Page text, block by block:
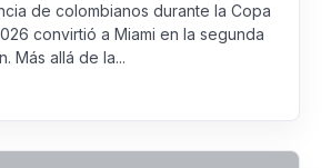
de colombianos durante la Copa
convirtió a Miami en la segunda
Más allá de la...